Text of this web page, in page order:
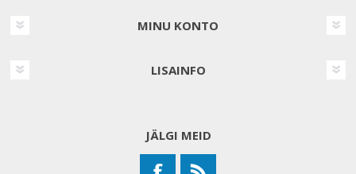
MINU KONTO
LISAINFO
JÄLGI MEID